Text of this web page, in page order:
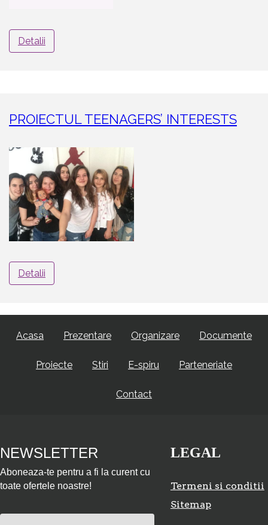
Detalii
PROIECTUL TEENAGERS’ INTERESTS
Detalii
Acasa Prezentare Organizare Documente
Proiecte Stiri E-spiru Parteneriate
Contact
NEWSLETTER
Aboneaza-te pentru a fi la curent cu
toate ofertele noastre!
LEGAL
Termeni si conditii
Sitemap